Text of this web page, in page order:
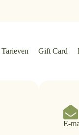
Tarieven Gift Card
E-